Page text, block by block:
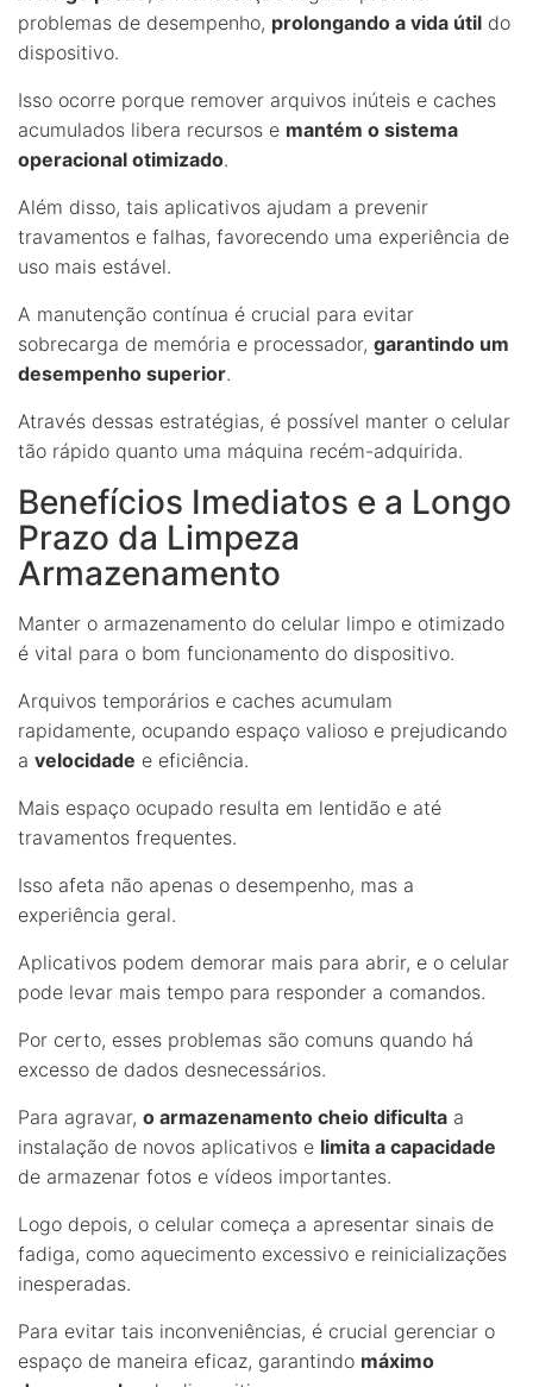
problemas de desempenho, prolongando a vida útil do
dispositivo.
Isso ocorre porque remover arquivos inúteis e caches
acumulados libera recursos e mantém o sistema
operacional otimizado.
Além disso, tais aplicativos ajudam a prevenir
travamentos e falhas, favorecendo uma experiência de
uso mais estável.
A manutenção contínua é crucial para evitar
sobrecarga de memória e processador, garantindo um
desempenho superior.
Através dessas estratégias, é possível manter o celular
tão rápido quanto uma máquina recém-adquirida.
Benefícios Imediatos e a Longo
Prazo da Limpeza
Armazenamento
Manter o armazenamento do celular limpo e otimizado
é vital para o bom funcionamento do dispositivo.
Arquivos temporários e caches acumulam
rapidamente, ocupando espaço valioso e prejudicando
a velocidade e eficiência.
Mais espaço ocupado resulta em lentidão e até
travamentos frequentes.
Isso afeta não apenas o desempenho, mas a
experiência geral.
Aplicativos podem demorar mais para abrir, e o celular
pode levar mais tempo para responder a comandos.
Por certo, esses problemas são comuns quando há
excesso de dados desnecessários.
Para agravar, o armazenamento cheio dificulta a
instalação de novos aplicativos e limita a capacidade
de armazenar fotos e vídeos importantes.
Logo depois, o celular começa a apresentar sinais de
fadiga, como aquecimento excessivo e reinicializações
inesperadas.
Para evitar tais inconveniências, é crucial gerenciar o
espaço de maneira eficaz, garantindo máximo